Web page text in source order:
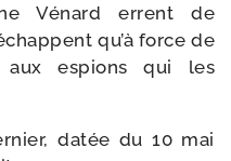
Vénard errent de
qu’à force de
aux espions qui les
datée du 10 mai